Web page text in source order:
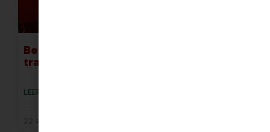
Beneficios de alquilar equipos de
trabajo en altura frente a comprarlos
LEER MÁS »